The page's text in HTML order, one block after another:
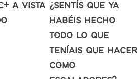
a vista ¿sentís que ya
habéis hecho
todo lo que
teníais que hacer
como